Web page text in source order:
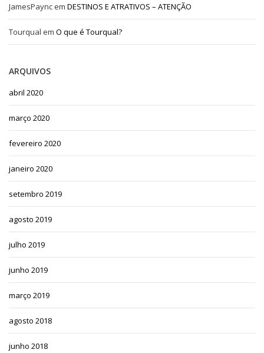
JamesPaync em DESTINOS E ATRATIVOS – ATENÇÃO
Tourqual em O que é Tourqual?
ARQUIVOS
abril 2020
março 2020
fevereiro 2020
janeiro 2020
setembro 2019
agosto 2019
julho 2019
junho 2019
março 2019
agosto 2018
junho 2018